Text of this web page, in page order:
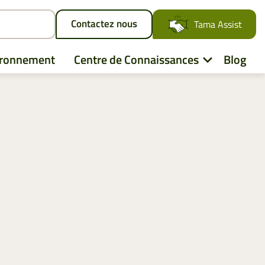
Contactez nous Tama Assist
Centre de Connaissances Blog